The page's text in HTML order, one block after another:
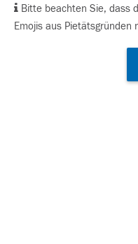
Bitte beachten Sie, dass
Emojis aus Pietätsgründen